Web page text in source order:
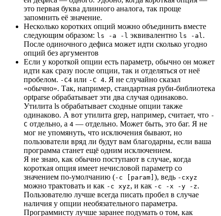
это первая буква длинного аналога, так проще
запомнить её значение.
Несколько коротких опций можно объединить вместе
следующим образом: ls -a -l эквивалентно ls -al .
После одиночного дефиса может идти сколько угодно
опций без аргументов
Если у короткой опции есть параметр, обычно он может
идти как сразу после опции, так и отделяться от неё
пробелом. -C4 или -C 4. Я не случайно сказал
«обычно». Так, например, стандартная руби-библиотека
optparse обрабатывает эти два случая одинаково.
Утилита ls обрабатывает сходные опции также
одинаково. А вот утилита grep, например, считает, что -
C отдельно, а 4 — отдельно. Может быть, это баг. Я не
мог не упомянуть, что исключения бывают, но
пользователи вряд ли будут вам благодарны, если ваша
программа станет ещё одним исключением.
Я не знаю, как обычно поступают в случае, когда
короткая опция имеет нечисловой параметр со
значением по-умолчанию (-c [param] ), ведь -cxyz
можно трактовать и как -с xyz, и как -c -x -y -z.
Пользователю лучше всегда писать пробел в случае
наличия у опции необязательного параметра.
Программисту лучше заранее подумать о том, как